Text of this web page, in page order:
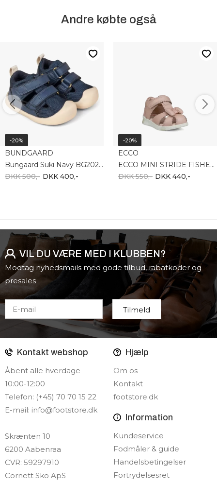
Andre købte også
-20%
BUNDGAARD
Bungaard Suki Navy BG202264_5385
DKK 500,- DKK 400,-
-20%
ECCO
ECCO MINI STRIDE FISHERMAN 761171-61538
DKK 550,- DKK 440,-
VIL DU VÆRE MED I KLUBBEN?
Modtag nyhedsmails med gode tilbud, rabatkoder og
presales
Kontakt webshop
Åbent alle hverdage
10:00-12:00
Telefon: (+45) 70 70 15 22
E-mail: info@footstore.dk
Skrænten 10
6200 Aabenraa
CVR: 59297910
Cornett Sko ApS
Hjælp
Om os
Kontakt
footstore.dk
Information
Kundeservice
Fodmåler & guide
Handelsbetingelser
Fortrydelsesret